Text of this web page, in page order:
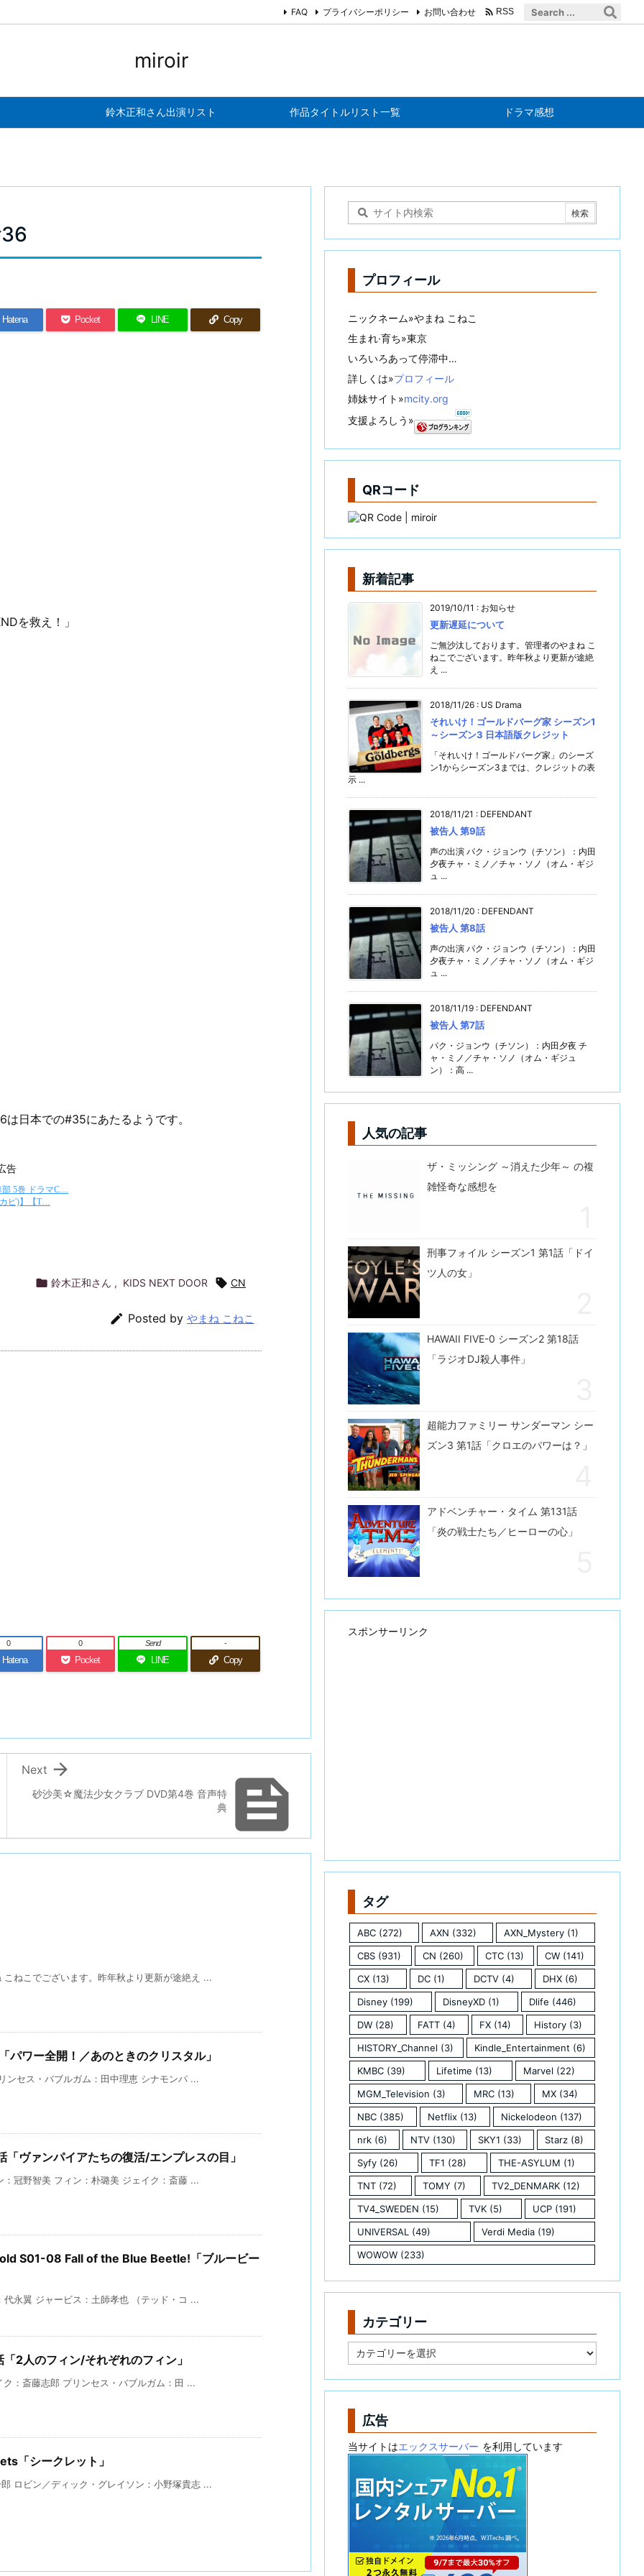
miroir
鈴木正和さん出演リスト 作品タイトルリスト一覧 ドラマ感想
FAQ プライバシーポリシー お問い合わせ  RSS
Hatena Pocket LINE Copy
を救え！」
日本での#35にあたるようです。
告
 鈴木正和さん , KIDS NEXT DOOR  CN
 Posted by やまね こねこ
Hatena
0
Pocket
0
LINE
Send
Copy
-

砂沙美☆魔法少女クラブ DVD第4巻 音声特
典

Next
ねこでございます。昨年秋より更新が途絶え ...
パワー全開！／あのときのクリスタル」
ンセス・バブルガム：田中理恵 シナモンパ ...
ヴァンパイアたちの復活/エンプレスの目」
冠野智美 フィン：朴璐美 ジェイク：斎藤 ...
S01-08 Fall of the Blue Beetle!「ブルービー
永翼 ジャービス：土師孝也 （テッド・コ ...
2人のフィン/それぞれのフィン」
：斎藤志郎 プリンセス・バブルガム：田 ...
「シークレット」
ロビン／ディック・グレイソン：小野塚貴志 ...
プロフィール
ニックネーム»やまね こねこ
生まれ·育ち»東京
いろいろあって停滞中…
詳しくは»プロフィール
姉妹サイト»mcity.org
支援よろしう»
QRコード
新着記事
2019/10/11 : お知らせ
更新遅延について
ご無沙汰しております。管理者のやまね こ
ねこでございます。昨年秋より更新が途絶
え ...
2018/11/26 : US Drama
それいけ！ゴールドバーグ家 シーズン1
～シーズン3 日本語版クレジット
「それいけ！ゴールドバーグ家」のシーズ
ン1からシーズン3までは、クレジットの表
示 ...
2018/11/21 : DEFENDANT
被告人 第9話
声の出演 パク・ジョンウ（チソン）：内田
夕夜チャ・ミノ／チャ・ソノ（オム・ギジ
ュ ...
2018/11/20 : DEFENDANT
被告人 第8話
声の出演 パク・ジョンウ（チソン）：内田
夕夜チャ・ミノ／チャ・ソノ（オム・ギジ
ュ ...
2018/11/19 : DEFENDANT
被告人 第7話
パク・ジョンウ（チソン）：内田夕夜 チ
ャ・ミノ／チャ・ソノ（オム・ギジュ
ン）：高 ...
人気の記事
ザ・ミッシング ～消えた少年～ の複
雑怪奇な感想を
刑事フォイル シーズン1 第1話「ドイ
ツ人の女」
HAWAII FIVE-0 シーズン2 第18話
「ラジオDJ殺人事件」
超能力ファミリー サンダーマン シー
ズン3 第1話「クロエのパワーは？」
アドベンチャー・タイム 第131話
「炎の戦士たち／ヒーローの心」
スポンサーリンク
タグ
ABC (272) AXN (332) AXN_Mystery (1)
CBS (931) CN (260) CTC(13) CW (141)
CX (13) DC (1) DCTV(4) DHX(6)
Disney (199) DisneyXD (1) Dlife (446)
DW (28) FATT(4) FX(14) History (3)
HISTORY_Channel (3) Kindle_Entertainment (6)
KMBC (39) Lifetime (13) Marvel (22)
MGM_Television (3) MRC(13) MX (34)
NBC (385) Netflix (13) Nickelodeon (137)
nrk (6) NTV(130) SKY1 (33) Starz(8)
Syfy (26) TF1 (28) THE-ASYLUM (1)
TNT (72) TOMY (7) TV2_DENMARK (12)
TV4_SWEDEN (15) TVK (5) UCP(191)
UNIVERSAL (49) Verdi Media (19)
WOWOW (233)
カテゴリー
テ
リ
広告
当サイトはエックスサーバー を利用しています